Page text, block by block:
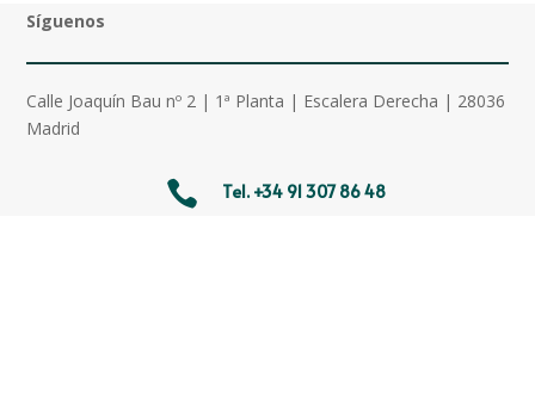
Síguenos
Calle Joaquín Bau nº 2 | 1ª Planta | Escalera Derecha | 28036
Madrid
 Tel. +34 91 307 86 48